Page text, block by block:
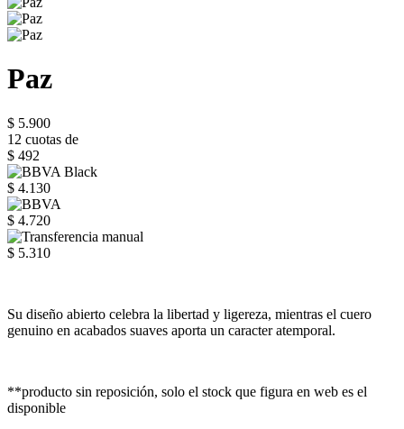
Paz
$ 5.900
12 cuotas de
$ 492
$ 4.130
$ 4.720
$ 5.310
Su diseño abierto celebra la libertad y ligereza, mientras el cuero
genuino en acabados suaves aporta un caracter atemporal.
**producto sin reposición, solo el stock que figura en web es el
disponible